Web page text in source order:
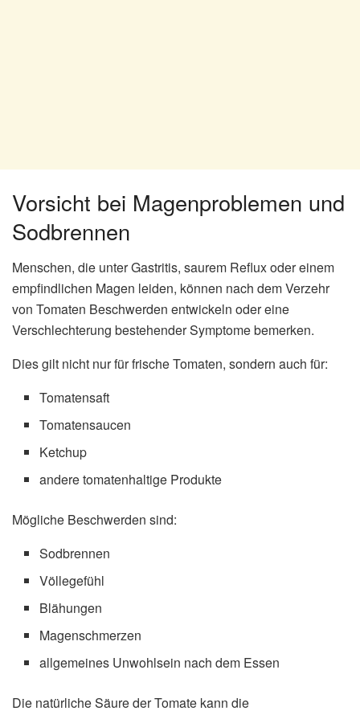
Vorsicht bei Magenproblemen und
Sodbrennen
Menschen, die unter Gastritis, saurem Reflux oder einem
empfindlichen Magen leiden, können nach dem Verzehr
von Tomaten Beschwerden entwickeln oder eine
Verschlechterung bestehender Symptome bemerken.
Dies gilt nicht nur für frische Tomaten, sondern auch für:
Tomatensaft
Tomatensaucen
Ketchup
andere tomatenhaltige Produkte
Mögliche Beschwerden sind:
Sodbrennen
Völlegefühl
Blähungen
Magenschmerzen
allgemeines Unwohlsein nach dem Essen
Die natürliche Säure der Tomate kann die